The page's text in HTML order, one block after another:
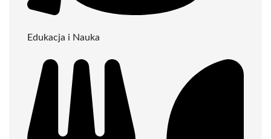
Edukacja i Nauka